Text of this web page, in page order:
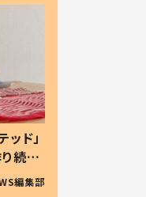
ド」
続け
子
編集部